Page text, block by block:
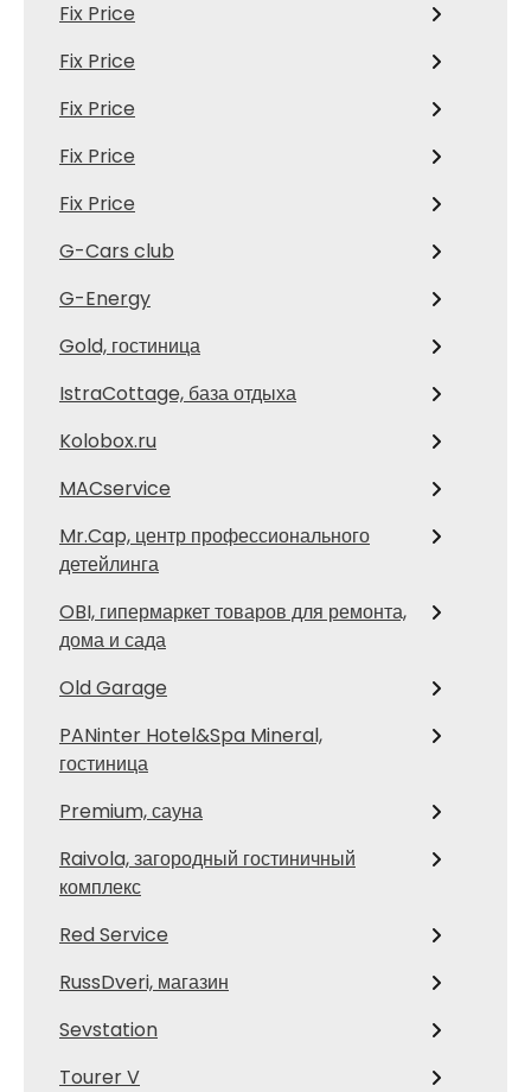
Fix Price
Fix Price
Fix Price
Fix Price
Fix Price
G-Cars club
G-Energy
Gold, гостиница
IstraCottage, база отдыха
Kolobox.ru
MACservice
Mr.Cap, центр профессионального
детейлинга
OBI, гипермаркет товаров для ремонта,
дома и сада
Old Garage
PANinter Hotel&Spa Mineral,
гостиница
Premium, сауна
Raivola, загородный гостиничный
комплекс
Red Service
RussDveri, магазин
Sevstation
Tourer V